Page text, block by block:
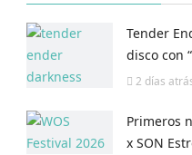
Tender
disco con
2 días
Primeros
x SON